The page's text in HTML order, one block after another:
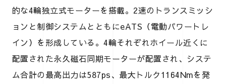
的な4輪独立式モーターを搭載。2速のトランスミッシ
ョンと制御システムとともにeATS（電動パワートレ
イン）を形成している。4輪それぞれホイール近くに
配置された永久磁石同期モーターが配置され、システ
ム合計の最高出力は587ps、最大トルク1164Nmを発